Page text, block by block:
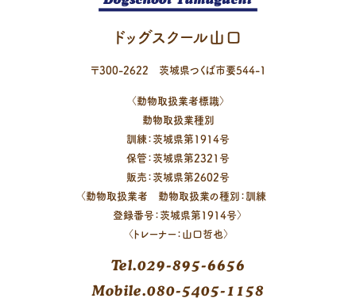
ドッグスクール山口
〒300-2622 茨城県つくば市要544-1
〈動物取扱業者標識〉
動物取扱業種別
訓練：茨城県第1914号
保管：茨城県第2321号
販売：茨城県第2602号
〈動物取扱業者 動物取扱業の種別：訓練
登録番号：茨城県第1914号〉
〈トレーナー：山口哲也〉
Tel.029-895-6656
Mobile.080-5405-1158